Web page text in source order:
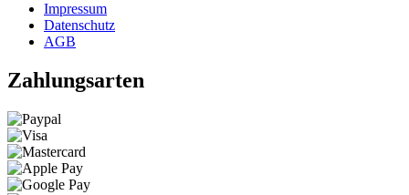
Impressum
Datenschutz
AGB
Zahlungsarten